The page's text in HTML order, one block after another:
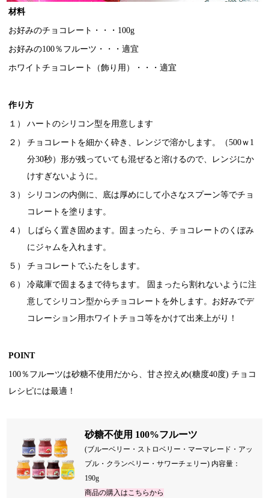
材料
お好みのチョコレート・・・100g
お好みの100％フルーツ・・・適宜
ホワイトチョコレート（飾り用）・・・適宜
作り方
１） ハートのシリコン型を用意します
２）
チョコレートを細かく砕き、レンジで溶かします。（500ｗ1
分30秒）形が残っていても混ぜると溶けるので、レンジにか
けすぎないように。
３）
シリコンの内側に、底は厚めにして小さなスプーン等でチョ
コレートを塗ります。
４）
しばらく置き固めます。固まったら、チョコレートのくぼみ
にジャムを入れます。
５） チョコレートでふたをします。
６）
冷蔵庫で固まるまで待ちます。 固まったら割れないように注
意してシリコン型からチョコレートを外します。お好みでデ
コレーション用ホワイトチョコ等をかけて出来上がり！
POINT
100％フルーツは砂糖不使用だから、甘さ控えめ(糖度40度) チョコ
レシピには最適！
砂糖不使用 100%フルーツ
(ブルーベリー・ストロベリー・マーマレード・アッ
プル・クランベリー・サワーチェリー) 内容量：
190g
商品の購入はこちらから